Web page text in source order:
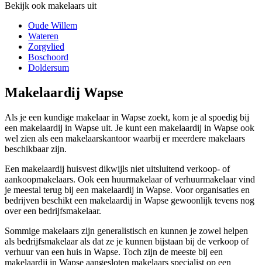
Bekijk ook makelaars uit
Oude Willem
Wateren
Zorgvlied
Boschoord
Doldersum
Makelaardij Wapse
Als je een kundige makelaar in Wapse zoekt, kom je al spoedig bij
een makelaardij in Wapse uit. Je kunt een makelaardij in Wapse ook
wel zien als een makelaarskantoor waarbij er meerdere makelaars
beschikbaar zijn.
Een makelaardij huisvest dikwijls niet uitsluitend verkoop- of
aankoopmakelaars. Ook een huurmakelaar of verhuurmakelaar vind
je meestal terug bij een makelaardij in Wapse. Voor organisaties en
bedrijven beschikt een makelaardij in Wapse gewoonlijk tevens nog
over een bedrijfsmakelaar.
Sommige makelaars zijn generalistisch en kunnen je zowel helpen
als bedrijfsmakelaar als dat ze je kunnen bijstaan bij de verkoop of
verhuur van een huis in Wapse. Toch zijn de meeste bij een
makelaardij in Wapse aangesloten makelaars specialist op een